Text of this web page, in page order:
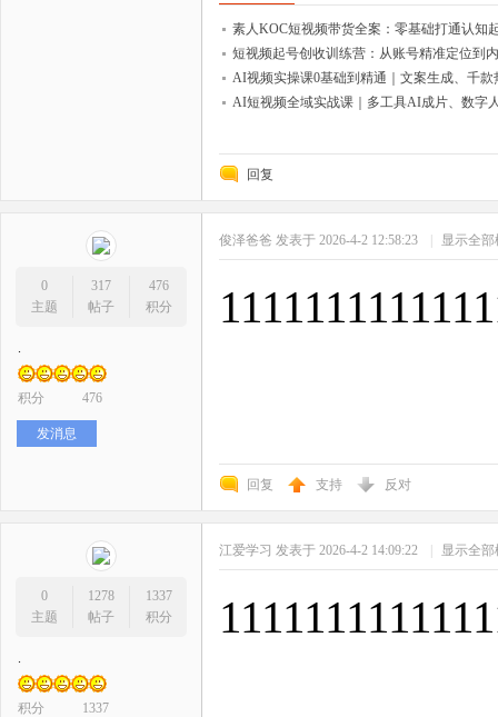
素人KOC短视频带货全案：零基础打通认知
短视频起号创收训练营：从账号精准定位到
AI视频实操课0基础到精通｜文案生成、千
AI短视频全域实战课｜多工具AI成片、数字
回复
0
主题
317
帖子
476
积分
积分 476
发消息
俊泽爸爸 发表于 2026-4-2 12:58:23 | 显示全部
回复 支持 反对
0
主题
1278
帖子
1337
积分
积分 1337
江爱学习 发表于 2026-4-2 14:09:22 | 显示全部